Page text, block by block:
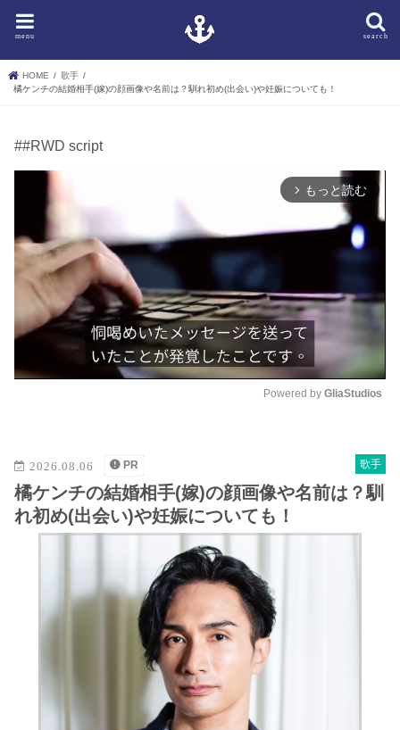
search
menu
HOME
歌手
橘ケンチの結婚相手(嫁)の顔画像や名前は？馴れ初め(出会い)や妊娠についても！
##RWD script
arrow_forward_ios もっと読む
e
Powered by GliaStudios
歌手
2026.08.06 PR
橘ケンチの結婚相手(嫁)の顔画像や名前は？馴
れ初め(出会い)や妊娠についても！